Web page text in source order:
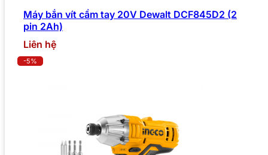
Máy bắn vít cầm tay 20V Dewalt DCF845D2 (2
pin 2Ah)
Liên hệ
-5%